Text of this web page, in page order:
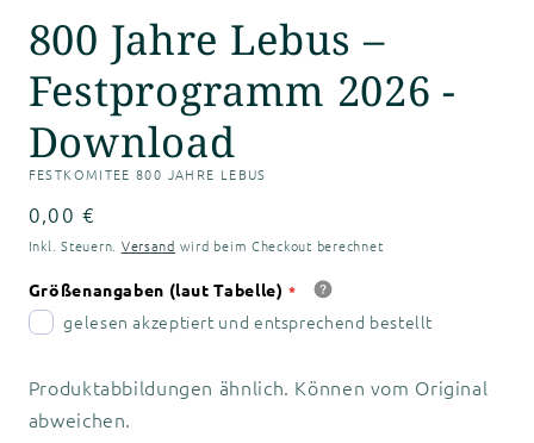
in
Modal
800 Jahre Lebus –
Festprogramm 2026 -
Download
FESTKOMITEE 800 JAHRE LEBUS
SKU:
Normaler
Preis
0,00 €
Inkl. Steuern. Versand wird beim Checkout berechnet
Größenangaben (laut Tabelle)
gelesen akzeptiert und entsprechend bestellt
Produktabbildungen ähnlich. Können vom Original
abweichen.